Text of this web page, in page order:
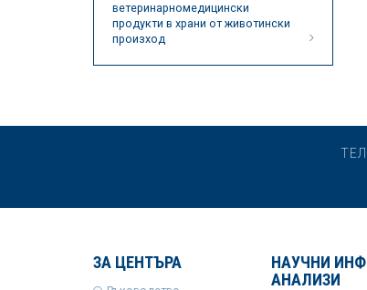
ветеринарномедицински
продукти в храни от животински
произход
ЗА ЦЕНТЪРА
НАУЧНИ
АНАЛИЗИ